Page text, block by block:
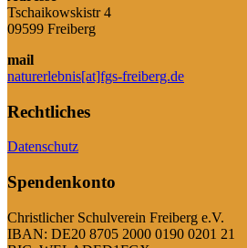
Tschaikowskistr 4
09599 Freiberg
mail
naturerlebnis[at]fgs-freiberg.de
Rechtliches
Datenschutz
Spendenkonto
Christlicher Schulverein Freiberg e.V.
IBAN: DE20 8705 2000 0190 0201 21